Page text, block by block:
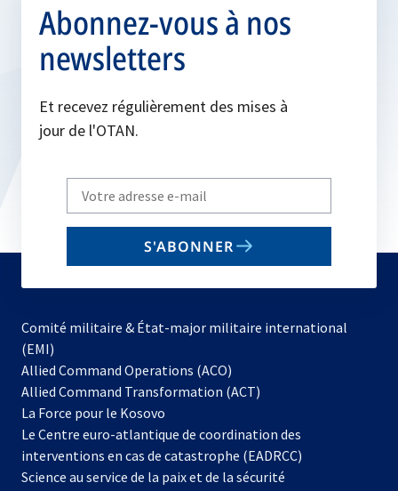
Abonnez-vous à nos
newsletters
Et recevez régulièrement des mises à
jour de l'OTAN.
Write
your
email
S'ABONNER
Comité militaire & État-major militaire international
(EMI)
Allied Command Operations (ACO)
dans
nouvel
onglet
Allied Command Transformation (ACT)
La Force pour le Kosovo
dans
un
nouvel
Le Centre euro-atlantique de coordination des
interventions en cas de catastrophe (EADRCC)
Science au service de la paix et de la sécurité